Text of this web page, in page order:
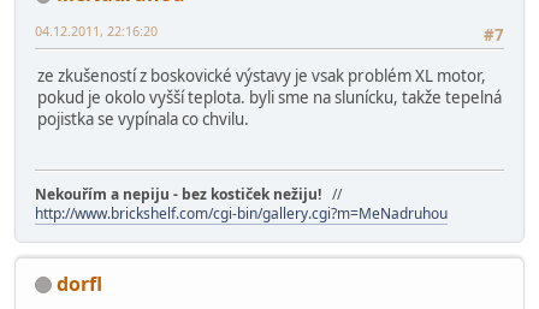
#7
04.12.2011, 22:16:20
ze zkušeností z boskovické výstavy je vsak problém XL motor,
pokud je okolo vyšší teplota. byli sme na slunícku, takže tepelná
pojistka se vypínala co chvilu.
Nekouřím a nepiju - bez kostiček nežiju! //
http://www.brickshelf.com/cgi-bin/gallery.cgi?m=MeNadruhou
dorfl